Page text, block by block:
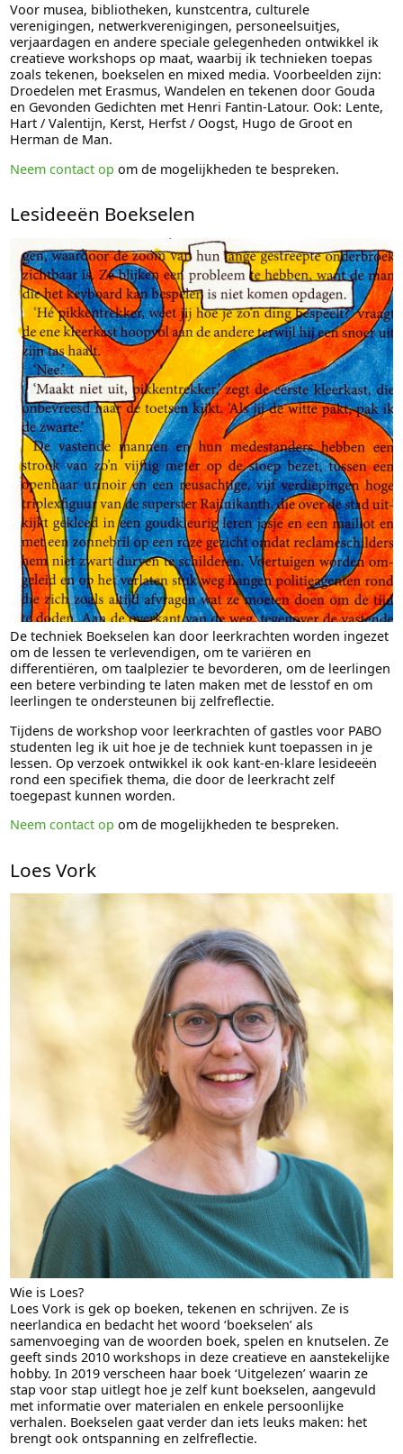
Voor musea, bibliotheken, kunstcentra, culturele
verenigingen, netwerkverenigingen, personeelsuitjes,
verjaardagen en andere speciale gelegenheden ontwikkel ik
creatieve workshops op maat, waarbij ik technieken toepas
zoals tekenen, boekselen en mixed media. Voorbeelden zijn:
Droedelen met Erasmus, Wandelen en tekenen door Gouda
en Gevonden Gedichten met Henri Fantin-Latour. Ook: Lente,
Hart / Valentijn, Kerst, Herfst / Oogst, Hugo de Groot en
Herman de Man.
Neem contact op om de mogelijkheden te bespreken.
Lesideeën Boekselen
De techniek Boekselen kan door leerkrachten worden ingezet
om de lessen te verlevendigen, om te variëren en
differentiëren, om taalplezier te bevorderen, om de leerlingen
een betere verbinding te laten maken met de lesstof en om
leerlingen te ondersteunen bij zelfreflectie.
Tijdens de workshop voor leerkrachten of gastles voor PABO
studenten leg ik uit hoe je de techniek kunt toepassen in je
lessen. Op verzoek ontwikkel ik ook kant-en-klare lesideeën
rond een specifiek thema, die door de leerkracht zelf
toegepast kunnen worden.
Neem contact op om de mogelijkheden te bespreken.
Loes Vork
Wie is Loes?
Loes Vork is gek op boeken, tekenen en schrijven. Ze is
neerlandica en bedacht het woord ‘boekselen’ als
samenvoeging van de woorden boek, spelen en knutselen. Ze
geeft sinds 2010 workshops in deze creatieve en aanstekelijke
hobby. In 2019 verscheen haar boek ‘Uitgelezen’ waarin ze
stap voor stap uitlegt hoe je zelf kunt boekselen, aangevuld
met informatie over materialen en enkele persoonlijke
verhalen. Boekselen gaat verder dan iets leuks maken: het
brengt ook ontspanning en zelfreflectie.